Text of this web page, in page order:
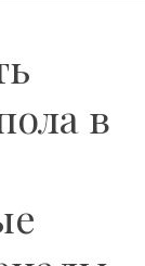
в